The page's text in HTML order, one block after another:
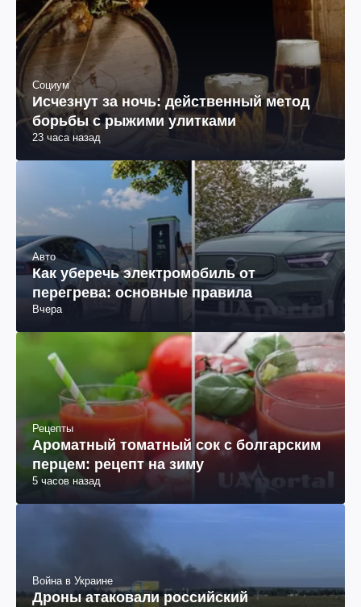
Социум
Исчезнут за ночь: действенный метод
борьбы с рыжими улитками
23 часа назад
Авто
Как уберечь электромобиль от
перегрева: основные правила
Вчера
Рецепты
Ароматный томатный сок с болгарским
перцем: рецепт на зиму
5 часов назад
Война в Украине
Дроны атаковали российский